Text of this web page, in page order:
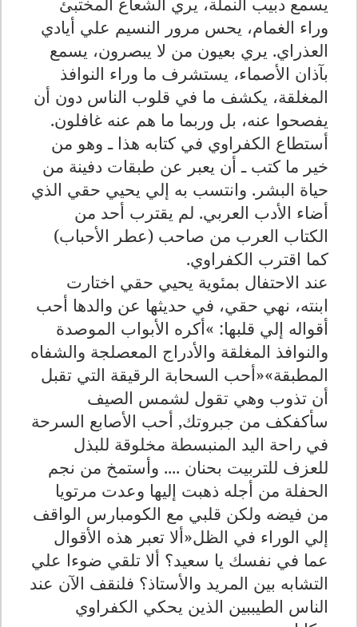
وراء الغمام، يحس مرور النسيم علي أيادي
العذراي. يري بعيون من لا يبصرون، يسمع
بآذان الأصماء، يستشرف ما وراء النوافذ
المغلقة، يكشف ما في قلوب الناس دون أن
يفصحوا عنه، بل وربما ما هم عنه غافلون.
أستطاع الكفراوي في كتابه هذا ـ وهو من
خير ما كتب ـ أن يعبر عن طبقات دفينة من
حياة البشر. وانتسب به إلي يحيي حقي الذي
أضاء الأدب العربي. لم يقترب أحد من
الكتاب العرب من صاحب (عطر الأحباب)
كما اقترب الكفراوي.
عند الاحتفال بمئوية يحيي حقي اختارت
ابنته، نهي حقي، في حديثها عن والدها أحب
أقواله إلي قلبها: »أكره الأبواب الموصدة
والنوافذ المغلقة والأدراج المعصلجة والشفاه
المطبقة»«أحب السحابة الرقيقة التي تقبل
أن تذوب وهي تقول لشمس الصيف
سأكفكف من جبروتك, أحب الأصابع السرحة
في راحة اليد المنبسطة مخلوقة للبذل
للعزف للتربيت بحنان .... وأستمخ من نجم
الحفلة من أجله ذهبت إليها وعدت مرتويا
من فيضه ولكن قلبي مع الكومبارس الواقف
إلي الوراء في الظل«ألا تعبر هذه الأقوال
عما في نفسك يا سعيد؟ ألا تلقي ضوءا علي
التشابه بين المريد والأستاذ؟ فلنقف الآن عند
الناس الطيببين الذين يحكي الكفراوي